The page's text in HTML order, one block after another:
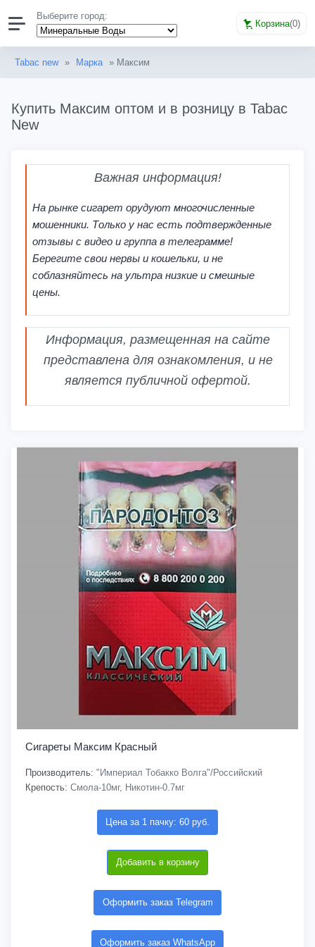
Выберите город:
Корзина(0)
Tabac new » Марка » Максим
Купить Максим оптом и в розницу в Tabac
New
Важная информация!
На рынке сигарет орудуют многочисленные
мошенники. Только у нас есть подтвержденные
отзывы с видео и группа в телеграмме!
Берегите свои нервы и кошельки, и не
соблазняйтесь на ультра низкие и смешные
цены.
Информация, размещенная на сайте
представлена для ознакомления, и не
является публичной офертой.
Сигареты Максим Красный
Производитель: "Империал Тобакко Волга"/Российский
Крепость: Смола-10мг, Никотин-0.7мг
Цена за 1 пачку: 60 руб.
Добавить в корзину
Оформить заказ Telegram
Оформить заказ WhatsApp